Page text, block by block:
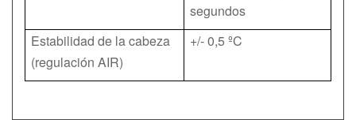
segundos
Estabilidad de la cabeza
(regulación AIR)
+/- 0,5 ºC